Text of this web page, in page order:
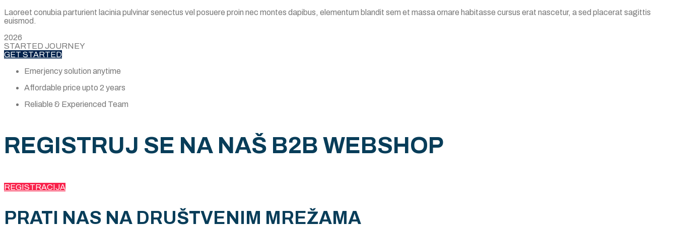
Laoreet conubia parturient lacinia pulvinar senectus vel posuere proin nec montes dapibus, elementum blandit sem et massa ornare habitasse cursus erat nascetur, a sed placerat sagittis
euismod.
2026
STARTED JOURNEY
GET STARTED
Emerjency solution anytime
Affordable price upto 2 years
Reliable & Experienced Team
REGISTRUJ SE NA NAŠ B2B WEBSHOP
REGISTRACIJA
PRATI NAS NA DRUŠTVENIM MREŽAMA